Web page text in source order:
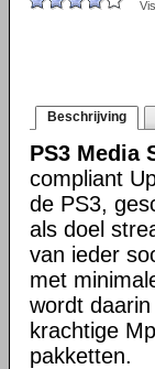
Beschrijving
PS3 Media
compliant
de PS3,
als doel
van ieder
met
wordt
krachtige
pakketten.